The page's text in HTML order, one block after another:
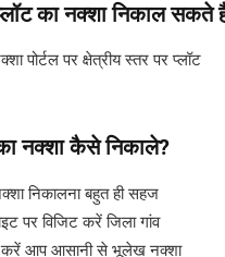
का नक्शा निकाल सकते
पोर्टल पर क्षेत्रीय स्तर पर प्लॉट
नक्शा कैसे निकाले?
निकालना बहुत ही सहज
पर विजिट करें जिला गांव
करें आप आसानी से भूलेख नक्शा